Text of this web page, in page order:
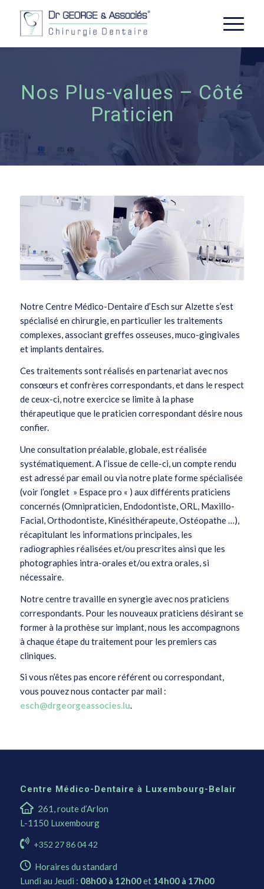
Nos Plus-values – Côté
Praticien
Notre Centre Médico-Dentaire d’Esch sur Alzette s’est
spécialisé en chirurgie, en particulier les traitements
complexes, associant greffes osseuses, muco-gingivales
et implants dentaires.
Ces traitements sont réalisés en partenariat avec nos
consœurs et confrères correspondants, et dans le respect
de ceux-ci, notre exercice se limite à la phase
thérapeutique que le praticien correspondant désire nous
confier.
Une consultation préalable, globale, est réalisée
systématiquement. A l’issue de celle-ci, un compte rendu
est adressé par email ou via notre plate forme spécialisée
(voir l’onglet » Espace pro « ) aux différents praticiens
concernés (Omnipraticien, Endodontiste, ORL, Maxillo-
Facial, Orthodontiste, Kinésithérapeute, Ostéopathe …),
récapitulant les informations principales, les
radiographies réalisées et/ou prescrites ainsi que les
photographies intra-orales et/ou extra orales, si
nécessaire.
Notre centre travaille en synergie avec nos praticiens
correspondants. Pour les nouveaux praticiens désirant se
former à la prothèse sur implant, nous les accompagnons
à chaque étape du traitement pour les premiers cas
cliniques.
Si vous n’êtes pas encore référent ou correspondant,
vous pouvez nous contacter par mail :
esch@drgeorgeassocies.lu.
Centre Médico-Dentaire à Luxembourg-Belair
261, route d’Arlon
L-1150 Luxembourg
+352 27 86 04 42
Horaires du standard
Lundi au Jeudi : 08h00 à 12h00et 14h00 à 17h00